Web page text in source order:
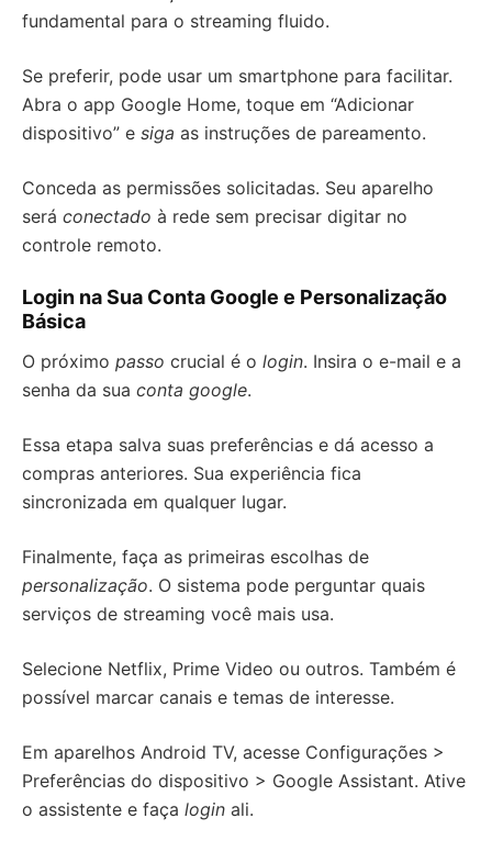
fundamental para o streaming fluido.
Se preferir, pode usar um smartphone para facilitar.
Abra o app Google Home, toque em “Adicionar
dispositivo” e siga as instruções de pareamento.
Conceda as permissões solicitadas. Seu aparelho
será conectado à rede sem precisar digitar no
controle remoto.
Login na Sua Conta Google e Personalização
Básica
O próximo passo crucial é o login. Insira o e-mail e a
senha da sua conta google.
Essa etapa salva suas preferências e dá acesso a
compras anteriores. Sua experiência fica
sincronizada em qualquer lugar.
Finalmente, faça as primeiras escolhas de
personalização. O sistema pode perguntar quais
serviços de streaming você mais usa.
Selecione Netflix, Prime Video ou outros. Também é
possível marcar canais e temas de interesse.
Em aparelhos Android TV, acesse Configurações >
Preferências do dispositivo > Google Assistant. Ative
o assistente e faça login ali.